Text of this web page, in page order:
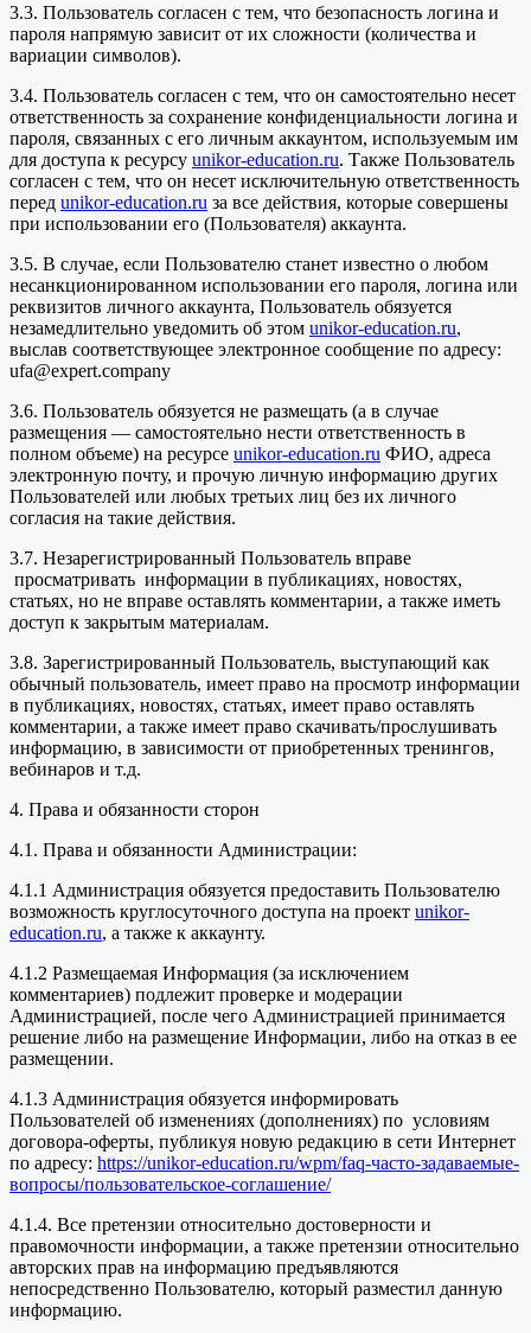
3.3. Пользователь согласен с тем, что безопасность логина и
пароля напрямую зависит от их сложности (количества и
вариации символов).
3.4. Пользователь согласен с тем, что он самостоятельно несет
ответственность за сохранение конфиденциальности логина и
пароля, связанных с его личным аккаунтом, используемым им
для доступа к ресурсу unikor-education.ru. Также Пользователь
согласен с тем, что он несет исключительную ответственность
перед unikor-education.ru за все действия, которые совершены
при использовании его (Пользователя) аккаунта.
3.5. В случае, если Пользователю станет известно о любом
несанкционированном использовании его пароля, логина или
реквизитов личного аккаунта, Пользователь обязуется
незамедлительно уведомить об этом unikor-education.ru,
выслав соответствующее электронное сообщение по адресу:
ufa@expert.company
3.6. Пользователь обязуется не размещать (а в случае
размещения — самостоятельно нести ответственность в
полном объеме) на ресурсе unikor-education.ru ФИО, адреса
электронную почту, и прочую личную информацию других
Пользователей или любых третьих лиц без их личного
согласия на такие действия.
3.7. Незарегистрированный Пользователь вправе
просматривать информации в публикациях, новостях,
статьях, но не вправе оставлять комментарии, а также иметь
доступ к закрытым материалам.
3.8. Зарегистрированный Пользователь, выступающий как
обычный пользователь, имеет право на просмотр информации
в публикациях, новостях, статьях, имеет право оставлять
комментарии, а также имеет право скачивать/прослушивать
информацию, в зависимости от приобретенных тренингов,
вебинаров и т.д.
4. Права и обязанности сторон
4.1. Права и обязанности Администрации:
4.1.1 Администрация обязуется предоставить Пользователю
возможность круглосуточного доступа на проект unikor-
education.ru, а также к аккаунту.
4.1.2 Размещаемая Информация (за исключением
комментариев) подлежит проверке и модерации
Администрацией, после чего Администрацией принимается
решение либо на размещение Информации, либо на отказ в ее
размещении.
4.1.3 Администрация обязуется информировать
Пользователей об изменениях (дополнениях) по условиям
договора-оферты, публикуя новую редакцию в сети Интернет
по адресу: https://unikor-education.ru/wpm/faq-часто-задаваемые-
вопросы/пользовательское-соглашение/
4.1.4. Все претензии относительно достоверности и
правомочности информации, а также претензии относительно
авторских прав на информацию предъявляются
непосредственно Пользователю, который разместил данную
информацию.